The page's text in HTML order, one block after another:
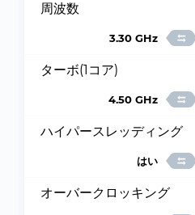
周波数
3.30 GHz
ターボ(1コア)
4.50 GHz
ハイパースレッディング
はい
オーバークロッキング